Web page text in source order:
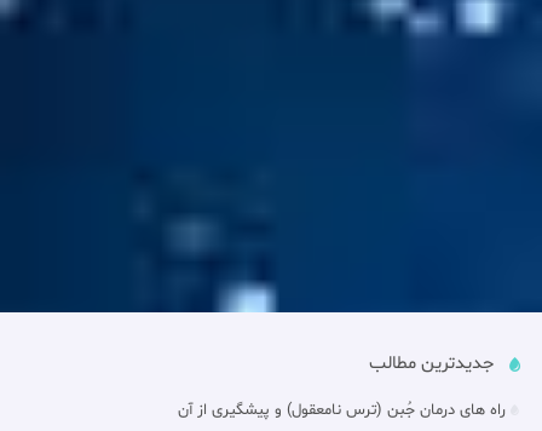
جدیدترین مطالب
راه های درمان جُبن (ترس نامعقول) و پيشگيرى از آن‏